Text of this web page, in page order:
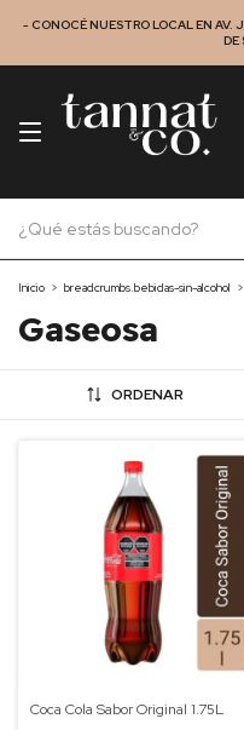
- CONOCÉ NUESTRO LOCAL EN AV.
DE
Inicio > breadcrumbs.bebidas-sin-alcohol >
Gaseosa
ORDENAR
Coca Cola Sabor Original 1.75L